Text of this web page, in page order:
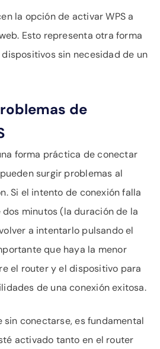
la opción de activar WPS a
Esto representa otra forma
sin necesidad de un
de
forma práctica de conectar
surgir problemas al
Si el intento de conexión falla
minutos (la duración de la
a intentarlo pulsando el
que haya la menor
el router y el dispositivo para
de una conexión exitosa.
sin conectarse, es fundamental
activado tanto en el router